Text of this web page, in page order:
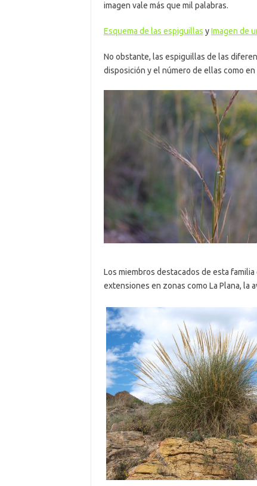
imagen vale más que mil palabras.
Esquema de las espiguillas yImagen de
No obstante, las espiguillas de las
disposición y el número de ellas como
Los miembros destacados de esta
extensiones en zonas como La Plana, la